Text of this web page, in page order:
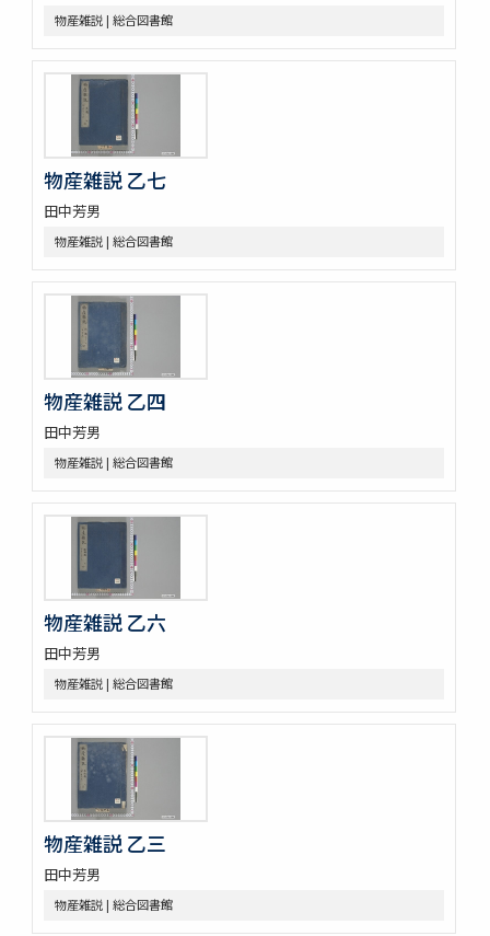
合食禁 : 同時忌物
傳演味玄集 3巻
周定王救荒本草和名選 14巻
羊歯印影圖
新定羊齒目録 1巻附羊歯目録1巻
尾張吉田雀巣庵主人遺稿草木写生図
救荒夲草記聞 14巻附救荒野譜紀聞1巻補遺1巻
艸木譜目録 2巻
南海包譜 3巻附録1巻
草木冩生啚 4巻
筑肥植物一斑 : 明治十ニ年紀行抜萃
蟲豸類 1巻付1巻
南海禽譜 6巻
鯨鰌正圖
蟲譜 11巻
砂挼子蠨蛸圖説
麞説
蘭畹摘芳 初編3巻
有用植物圖 3巻
動物訓蒙
動物學 2巻
内外博覽會ニ關スル調査資料
物産雑説 | 総合図書館
物産雑説 乙七
田中芳男
物産雑説 | 総合図書館
物産雑説 乙四
田中芳男
物産雑説 | 総合図書館
物産雑説 乙六
田中芳男
物産雑説 | 総合図書館
物産雑説 乙三
田中芳男
物産雑説 | 総合図書館